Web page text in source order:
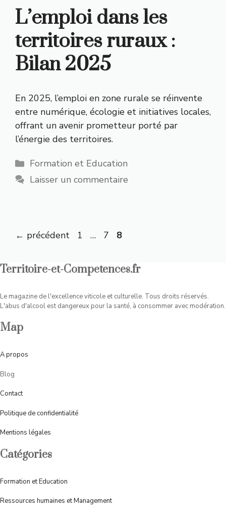
L’emploi dans les
territoires ruraux :
Bilan 2025
En 2025, l’emploi en zone rurale se réinvente
entre numérique, écologie et initiatives locales,
offrant un avenir prometteur porté par
l’énergie des territoires.
Catégories
Formation et Education
Laisser un commentaire
← précédent Page
1 … Page
7 Page
8
Territoire-et-Competences.fr
Le magazine de l'excellence viticole et culturelle. Tous droits réservés.
L'abus d'alcool est dangereux pour la santé, à consommer avec modération.
Map
Apropos
Blog
Contact
Politique de confidentialité
Mentions légales
Catégories
Formation et Education
Ressources humaines et Management